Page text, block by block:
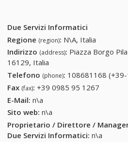
Due Servizi Informatici
Regione (region): N\A, Italia
Indirizzo (address): Piazza Borgo
16129, Italia
Telefono (phone): 108681168
Fax (fax): +39 0985 95 1267
E-Mail: n\a
Sito web: n\a
Proprietario / Direttore /
Due Servizi Informatici: n\a